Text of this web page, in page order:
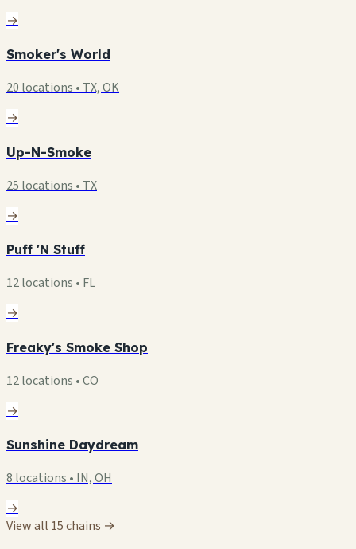
→
Smoker's World
20 locations • TX, OK
→
Up-N-Smoke
25 locations • TX
→
Puff 'N Stuff
12 locations • FL
→
Freaky's Smoke Shop
12 locations • CO
→
Sunshine Daydream
8 locations • IN, OH
→
View all 15 chains →